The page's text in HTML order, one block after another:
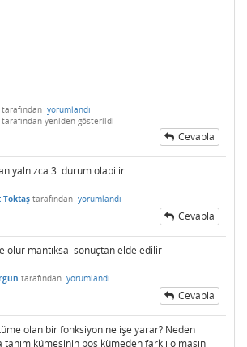
tarafından yorumlandı
tarafından yeniden gösterildi
Cevapla
yalnızca 3. durum olabilir.
Toktaş tarafından yorumlandı
Cevapla
olur mantıksal sonuçtan elde edilir
tarafından yorumlandı
Cevapla
olan bir fonksiyon ne işe yarar? Neden
tanım kümesinin boş kümeden farklı olmasını